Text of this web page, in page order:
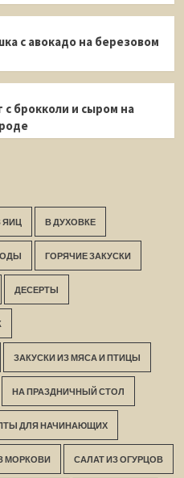
с авокадо на березовом
с брокколи и сыром на
ЯИЦ В ДУХОВКЕ
ГОРЯЧИЕ ЗАКУСКИ
ДЕСЕРТЫ
ЗАКУСКИ ИЗ МЯСА И ПТИЦЫ
НА ПРАЗДНИЧНЫЙ СТОЛ
ДЛЯ НАЧИНАЮЩИХ
МОРКОВИ САЛАТ ИЗ ОГУРЦОВ